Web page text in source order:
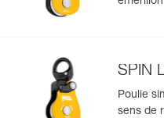
datamatrix : toutes les
existantes.
Voir l'historique d'un
fabrication.
SPIN
Poulie
sens de